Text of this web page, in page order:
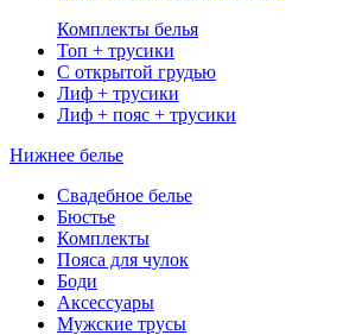
Комплекты белья
Топ + трусики
С открытой грудью
Лиф + трусики
Лиф + пояс + трусики
Нижнее белье
Свадебное белье
Бюстье
Комплекты
Пояса для чулок
Боди
Аксессуары
Мужские трусы